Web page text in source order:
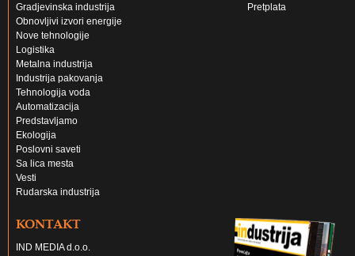
Gradjevinska industrija
Obnovljivi izvori energije
Nove tehnologije
Logistika
Metalna industrija
Industrija pakovanja
Tehnologija voda
Automatizacija
Predstavljamo
Ekologija
Poslovni saveti
Sa lica mesta
Vesti
Rudarska industrija
Pretplata
KONTAKT
IND MEDIA d.o.o.